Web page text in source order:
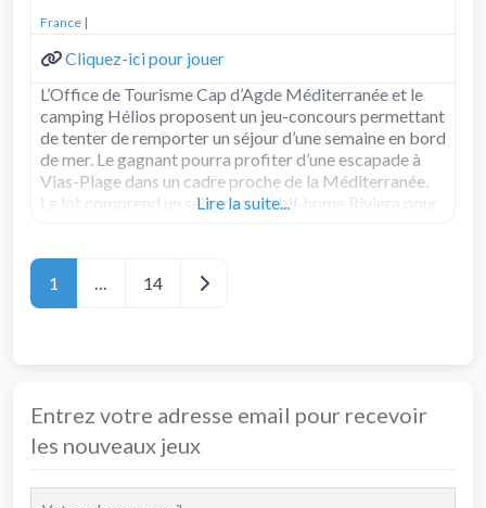
France |
Cliquez-ici pour jouer
L’Office de Tourisme Cap d’Agde Méditerranée et le
camping Hélios proposent un jeu-concours permettant
de tenter de remporter un séjour d’une semaine en bord
de mer. Le gagnant pourra profiter d’une escapade à
Vias-Plage dans un cadre proche de la Méditerranée.
Le lot comprend un séjour en mobil-home Riviera pour
Lire la suite...
Posts navigation
1 … 14 Older posts
Entrez votre adresse email pour recevoir
les nouveaux jeux